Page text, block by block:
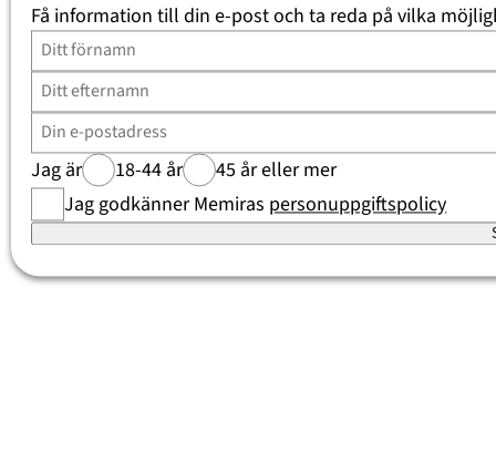
Få information till din e-post och ta reda på vilka
Jag är 18-44 år
45 år eller mer
Jag godkänner Memiras personuppgiftspolicy